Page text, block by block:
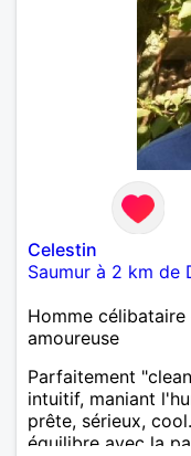
Celestin
Saumur à 2 km de
Homme
amoureuse
Parfaitement
intuitif, maniant
prête, sérieux,
équilibre avec la